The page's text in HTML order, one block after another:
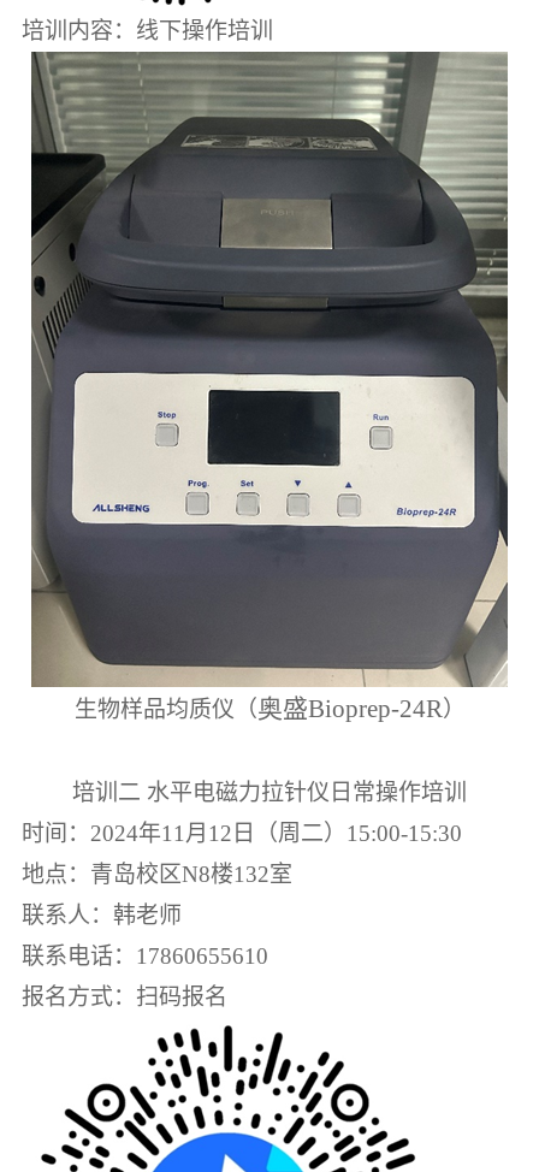
培训内容：线下操作培训
生物样品均质仪（奥盛Bioprep-24R）
培训二 水平电磁力拉针仪日常操作培训
时间： 2024年11 月 12 日（周二） 15:00-15:30
地点：青岛校区N8楼132室
联系人：韩老师
联系电话： 17860655610
报名方式：扫码报名